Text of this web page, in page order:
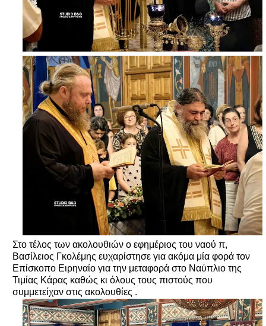
Στο τέλος των ακολουθιών ο εφημέριος του ναού π,
Βασίλειος Γκολέμης ευχαρίστησε για ακόμα μία φορά τον
Επίσκοπο Ειρηναίο για την μεταφορά στο Ναύπλιο της
Τιμίας Κάρας καθώς κι όλους τους πιστούς που
συμμετείχαν στις ακολουθίες .